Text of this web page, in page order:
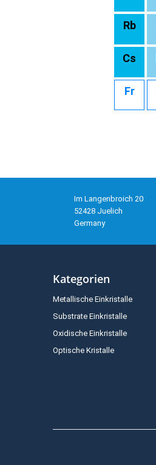
Rb
Cs
Fr
Im Langenbroich 20
52428 Juelich
Germany
Kategorien
Metallische Einkristalle
Substrate Einkristalle
Oxidische Einkristalle
Optische Kristalle